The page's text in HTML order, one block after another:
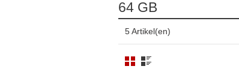
64 GB
5 Artikel(en)